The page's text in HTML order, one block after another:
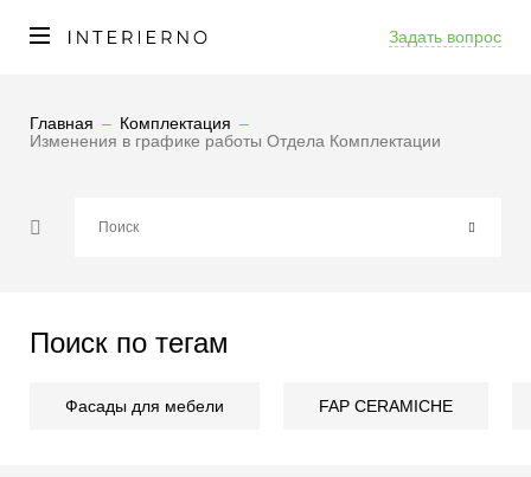
Задать вопрос
Главная
Комплектация
Изменения в графике работы Отдела Комплектации
Поиск по тегам
Фасады для мебели FAP CERAMICHE